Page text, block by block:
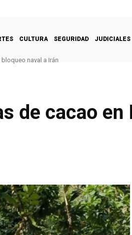
CULTURA SEGURIDAD JUDICIALES
naval a Irán
de cacao en